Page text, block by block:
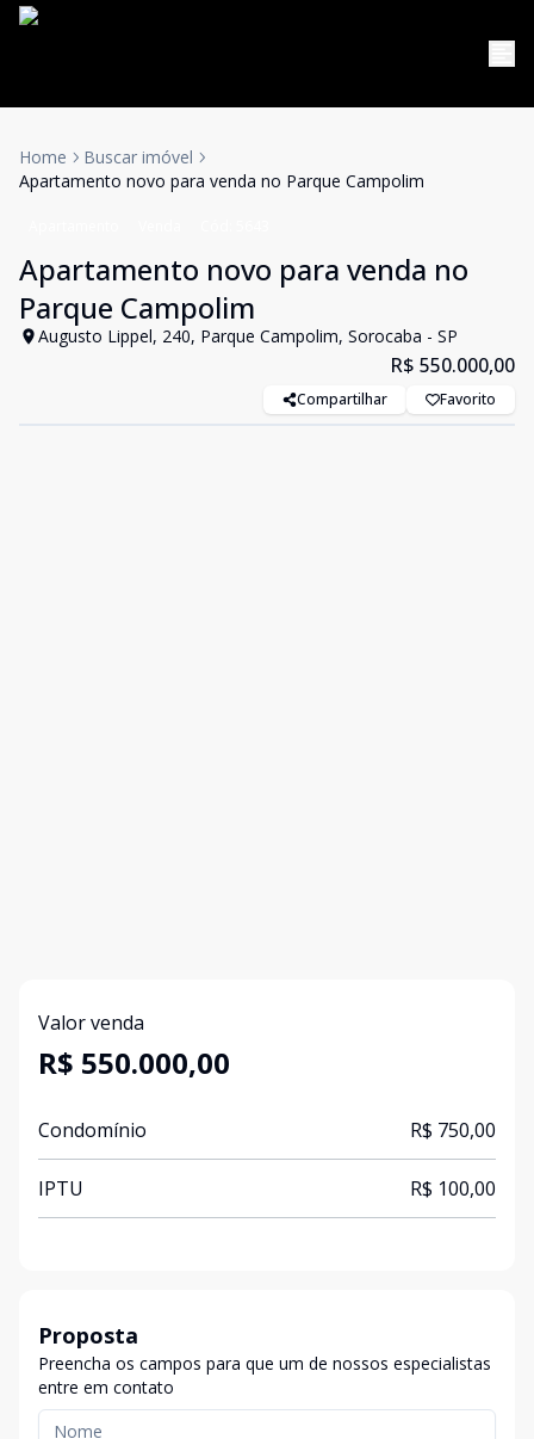
Home
Buscar imóvel
Apartamento novo para venda no Parque Campolim
Apartamento novo para venda no
Parque Campolim
Augusto Lippel, 240, Parque Campolim, Sorocaba - SP
R$ 550.000,00
Compartilhar Favorito
Valor venda
R$ 550.000,00
Condomínio R$ 750,00
IPTU R$ 100,00
Proposta
Preencha os campos para que um de nossos especialistas
entre em contato